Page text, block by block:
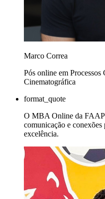
Marco Correa
Pós online em
Cinematográfica
format_quote
O MBA Online da FAAP
comunicação e
excelência.